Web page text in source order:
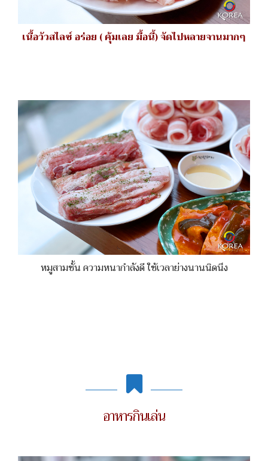
เนื้อวัวสไลซ์ อร่อย ( คุ้มเลย มื้อนี้) จัดไปหลายจานมากๆ
หมูสามชั้น ความหนากำลังดี ใช้เวลาย่างนานนิดนึง
อาหารกินเล่น